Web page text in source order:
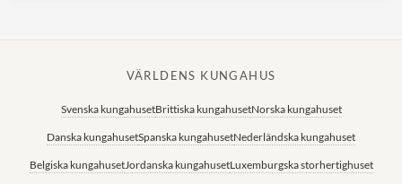
VÄRLDENS KUNGAHUS
Svenska kungahusetBrittiska kungahusetNorska kungahuset
Danska kungahusetSpanska kungahusetNederländska kungahuset
Belgiska kungahusetJordanska kungahusetLuxemburgska storhertighuset